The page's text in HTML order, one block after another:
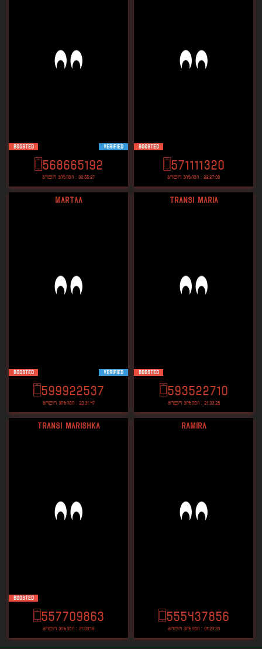
Boosted VERIFIED
568665192
ბოლო ვიზიტი : 00:55:27
Boosted
571111320
ბოლო ვიზიტი : 22:27:06
Martaa
Boosted VERIFIED
599922537
ბოლო ვიზიტი : 20:31:47
transi maria
Boosted
593522710
ბოლო ვიზიტი : 21:03:26
Transi Marishka
Boosted
557709863
ბოლო ვიზიტი : 21:03:19
Ramira
555437856
ბოლო ვიზიტი : 01:23:23